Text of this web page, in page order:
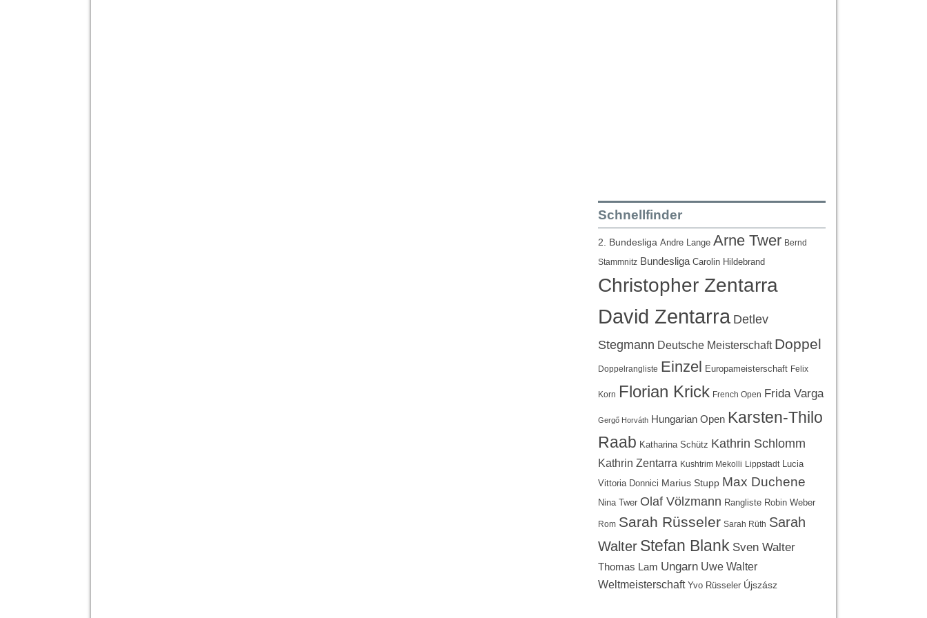
Schnellfinder
2. Bundesliga Andre Lange Arne Twer Bernd
Stammnitz Bundesliga Carolin Hildebrand
Christopher Zentarra
David Zentarra Detlev
Stegmann Deutsche Meisterschaft Doppel
Doppelrangliste Einzel Europameisterschaft Felix
Korn Florian Krick French Open Frida Varga
Gergő Horváth Hungarian Open Karsten-Thilo
Raab Katharina Schütz Kathrin Schlomm
Kathrin Zentarra Kushtrim Mekolli Lippstadt
Lucia
Vittoria Donnici Marius Stupp Max Duchene
Nina Twer Olaf Völzmann Rangliste Robin Weber
Rom Sarah Rüsseler Sarah Rüth Sarah
Walter Stefan Blank Sven Walter
Thomas Lam Ungarn Uwe Walter
Weltmeisterschaft Yvo Rüsseler Újszász